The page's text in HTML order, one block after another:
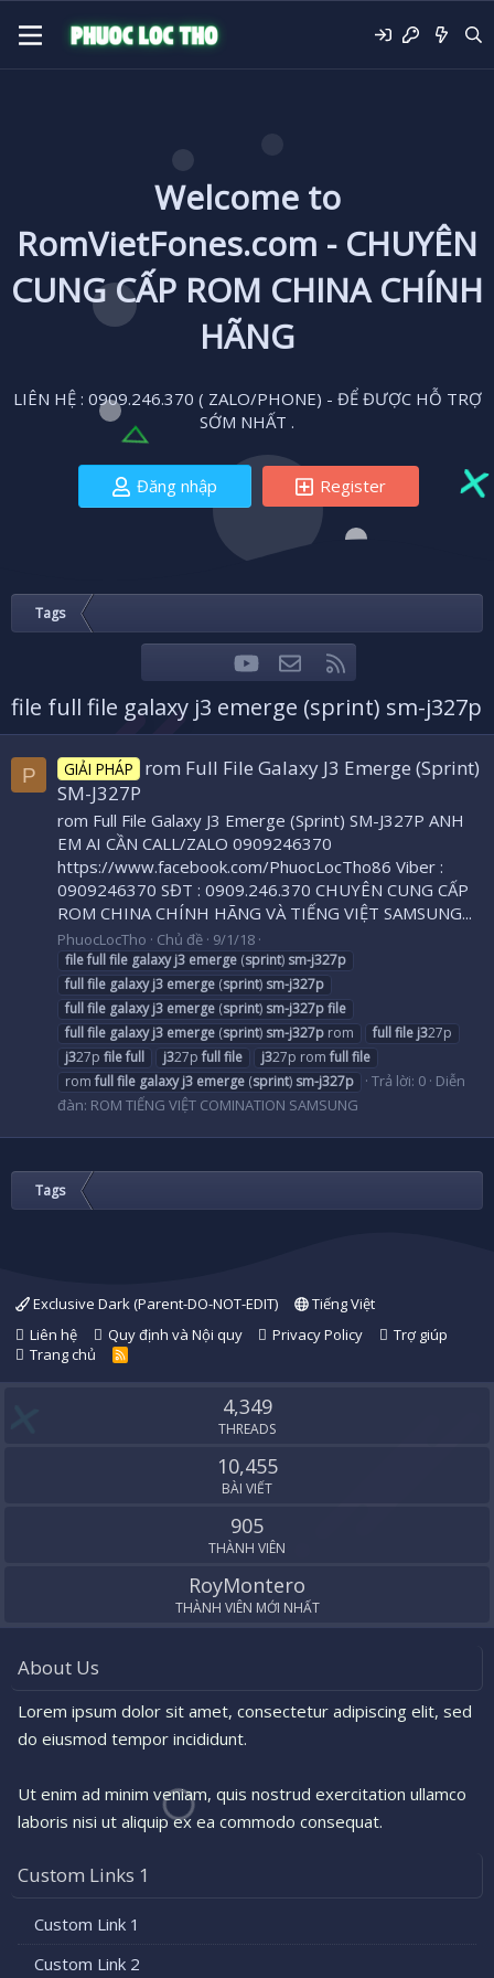
Welcome to
RomVietFones.com - CHUYÊN
CUNG CẤP ROM CHINA CHÍNH
HÃNG
LIÊN HỆ : 0909.246.370 ( ZALO/PHONE) - ĐỂ ĐƯỢC HỖ TRỢ
SỚM NHẤT .
Đăng nhập Register
Tags
FacebookTwitteryoutubeLiên hệ
file full file galaxy j3 emerge (sprint) sm-j327p
P GIẢI PHÁP
rom Full File Galaxy J3 Emerge (Sprint)
SM-J327P
rom Full File Galaxy J3 Emerge (Sprint) SM-J327P ANH
EM AI CẦN CALL/ZALO 0909246370
https://www.facebook.com/PhuocLocTho86 Viber :
0909246370 SĐT : 0909.246.370 CHUYÊN CUNG CẤP
ROM CHINA CHÍNH HÃNG VÀ TIẾNG VIỆT SAMSUNG...
PhuocLocTho Chủ đề 9/1/18
filefullfile galaxy j3 emerge (sprint) sm-j327p
fullfile galaxy j3 emerge (sprint) sm-j327p
fullfile galaxy j3 emerge (sprint) sm-j327pfile
fullfile galaxy j3 emerge (sprint) sm-j327p rom fullfile j327p
j327p filefull j327pfullfile j327p romfullfile
romfullfile galaxy j3 emerge (sprint) sm-j327p Trả lời: 0 Diễn
đàn: ROM TIẾNG VIỆT COMINATION SAMSUNG
Tags
Exclusive Dark (Parent-DO-NOT-EDIT)
Tiếng Việt
Liên hệ
Quy định và Nội quy Privacy Policy
Trợ giúp
Trang chủ
R
S
4,349
THREADS
10,455
BÀI VIẾT
905
THÀNH VIÊN
RoyMontero
THÀNH VIÊN MỚI NHẤT
About Us
Lorem ipsum dolor sit amet, consectetur adipiscing elit, sed
do eiusmod tempor incididunt.
Ut enim ad minim veniam, quis nostrud exercitation ullamco
laboris nisi ut aliquip ex ea commodo consequat.
Custom Links 1
Custom Link 1
Custom Link 2